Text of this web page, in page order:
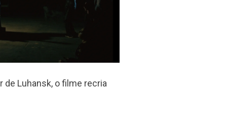
de Luhansk, o filme recria